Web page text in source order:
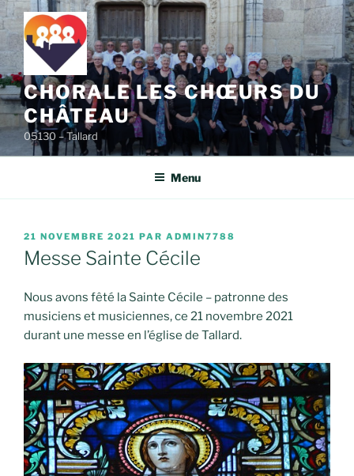
Aller
au
contenu
principal
CHORALE LES CHŒURS DU
CHÂTEAU
05130 – Tallard
Menu
PUBLIÉ
LE
21 NOVEMBRE 2021 PAR ADMIN7788
Messe Sainte Cécile
Nous avons fêté la Sainte Cécile – patronne des
musiciens et musiciennes, ce 21 novembre 2021
durant une messe en l’église de Tallard.